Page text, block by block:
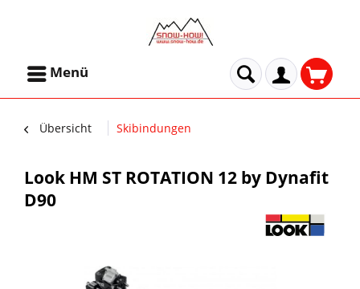
Menü
Übersicht Skibindungen
Look HM ST ROTATION 12 by Dynafit
D90